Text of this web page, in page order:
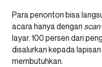
Para penonton bisa
acara hanya dengan scan
layar. 100 persen dari
disalurkan kepada
membutuhkan.